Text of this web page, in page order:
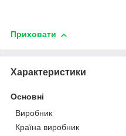
Приховати
Характеристики
Основні
Виробник
Країна виробник